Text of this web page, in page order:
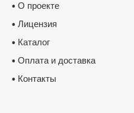
• О проекте
• Лицензия
• Каталог
• Оплата и доставка
• Контакты